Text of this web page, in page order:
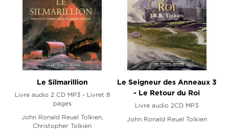
Le Silmarillion
Livre audio 2 CD MP3 - Livret 8
pages
John Ronald Reuel Tolkien,
Christopher Tolkien
Le Seigneur des Anneaux 3
- Le Retour du Roi
Livre audio 2CD MP3
John Ronald Reuel Tolkien